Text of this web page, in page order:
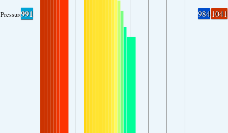
Pressure991 9841041